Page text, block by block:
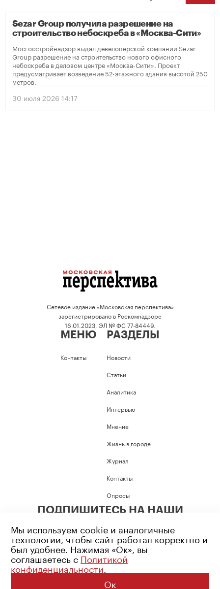
Sezar Group получила разрешение на
строительство небоскреба в «Москва-Сити»
Мосгосстройнадзор выдал девелоперской компании Sezar
Group разрешение на строительство нового офисного
небоскреба в деловом центре «Москва-Сити». Проект
предусматривает возведение 52-этажного здания высотой 250
метров.
30 июля 2026 14:17
Сетевое издание «Московская перспектива»
зарегистрировано в Роскомнадзоре
16.01.2023, ЭЛ № ФС 77-84449.
МЕНЮ
Контакты
РАЗДЕЛЫ
Новости
Статьи
Аналитика
Интервью
Мнение
Жизнь в городе
Журнал
Контакты
Опросы
ПОДПИШИТЕСЬ НА НАШИ
Возрастное ограничение: 16+
Политика конфиденциальности
Мы используем cookie и аналогичные
технологии, чтобы сайт работал корректно и
был удобнее. Нажимая «Ок», вы
соглашаетесь с Политикой
конфиденциальности.
Ок